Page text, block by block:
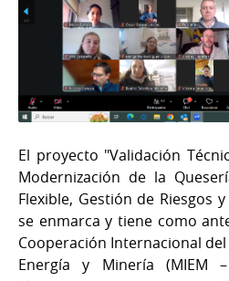
El proyecto "Validación
Modernización de la
Flexible, Gestión de Riesgos
se enmarca y tiene como
Cooperación Internacional
Energía y Minería (MIEM